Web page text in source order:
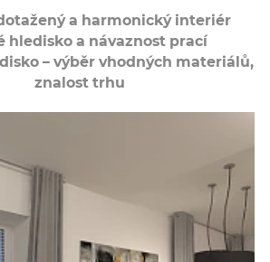
a harmonický interiér
hledisko a návaznost prací
– výběr vhodných materiálů,
znalost trhu